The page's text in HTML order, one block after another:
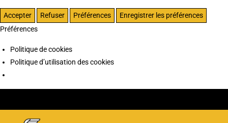
Accepter Refuser Préférences
Enregistrer les préférences
Préférences
Politique de cookies
Politique d’utilisation des cookies